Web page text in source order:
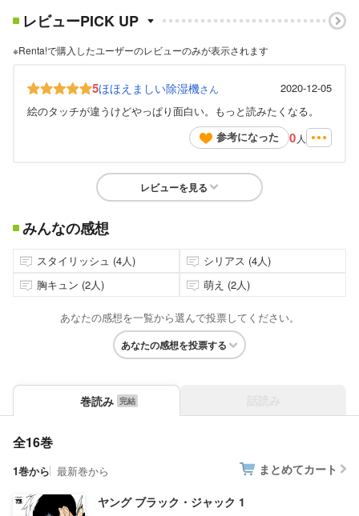
レビューPICK UP
※Renta!で購入したユーザーのレビューのみが表示されます
5ほほえましい除湿機さん
2020-12-05
絵のタッチが違うけどやっぱり面白い。もっと読みたくなる。
参考になった
0 人
レビューを見る
みんなの感想
スタイリッシュ (4人)
シリアス (4人)
胸キュン (2人)
萌え (2人)
あなたの感想を一覧から選んで投票してください。
あなたの感想を投票する
巻読み
全16巻
1巻から 最新巻から まとめてカート
ヤング ブラック・ジャック 1